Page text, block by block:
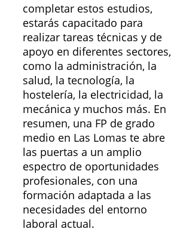
completar estos estudios,
estarás capacitado para
realizar tareas técnicas y de
apoyo en diferentes sectores,
como la administración, la
salud, la tecnología, la
hostelería, la electricidad, la
mecánica y muchos más. En
resumen, una FP de grado
medio en Las Lomas te abre
las puertas a un amplio
espectro de oportunidades
profesionales, con una
formación adaptada a las
necesidades del entorno
laboral actual.